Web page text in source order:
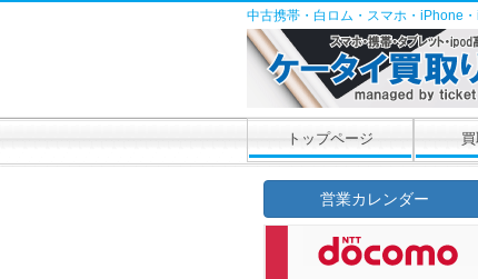
中古携帯・白ロム・スマホ・iPhone
トップページ
営業カレンダー